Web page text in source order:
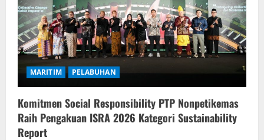
MARITIM PELABUHAN
Komitmen Social Responsibility PTP Nonpetikemas
Raih Pengakuan ISRA 2026 Kategori Sustainability
Report